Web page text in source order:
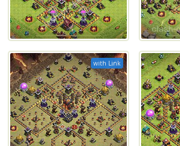
with Link